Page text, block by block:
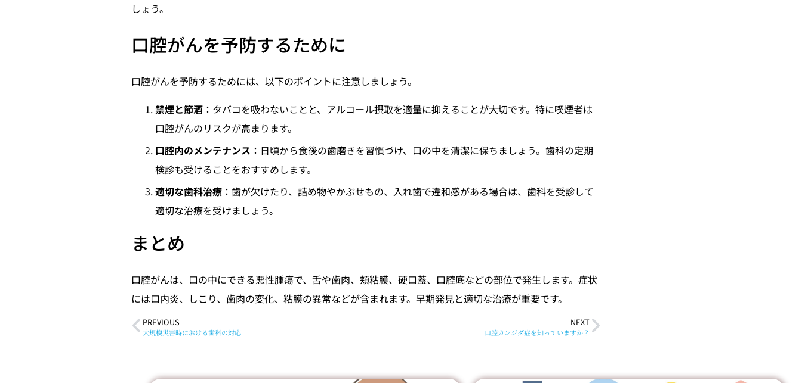
しょう。
口腔がんを予防するために
口腔がんを予防するためには、以下のポイントに注意しましょう。
禁煙と節酒 ：タバコを吸わないことと、アルコール摂取を適量に抑えることが大切です。特に喫煙者は
口腔がんのリスクが高まります。
口腔内のメンテナンス ：日頃から食後の歯磨きを習慣づけ、口の中を清潔に保ちましょう。歯科の定期
検診も受けることをおすすめします。
適切な歯科治療 ：歯が欠けたり、詰め物やかぶせもの、入れ歯で違和感がある場合は、歯科を受診して
適切な治療を受けましょう。
まとめ
口腔がんは、口の中にできる悪性腫瘍で、舌や歯肉、頬粘膜、硬口蓋、口腔底などの部位で発生します。症状
には口内炎、しこり、歯肉の変化、粘膜の異常などが含まれます。早期発見と適切な治療が重要です。
PREVIOUS
大規模災害時における歯科の対応
NEXT
口腔カンジダ症を知っていますか？